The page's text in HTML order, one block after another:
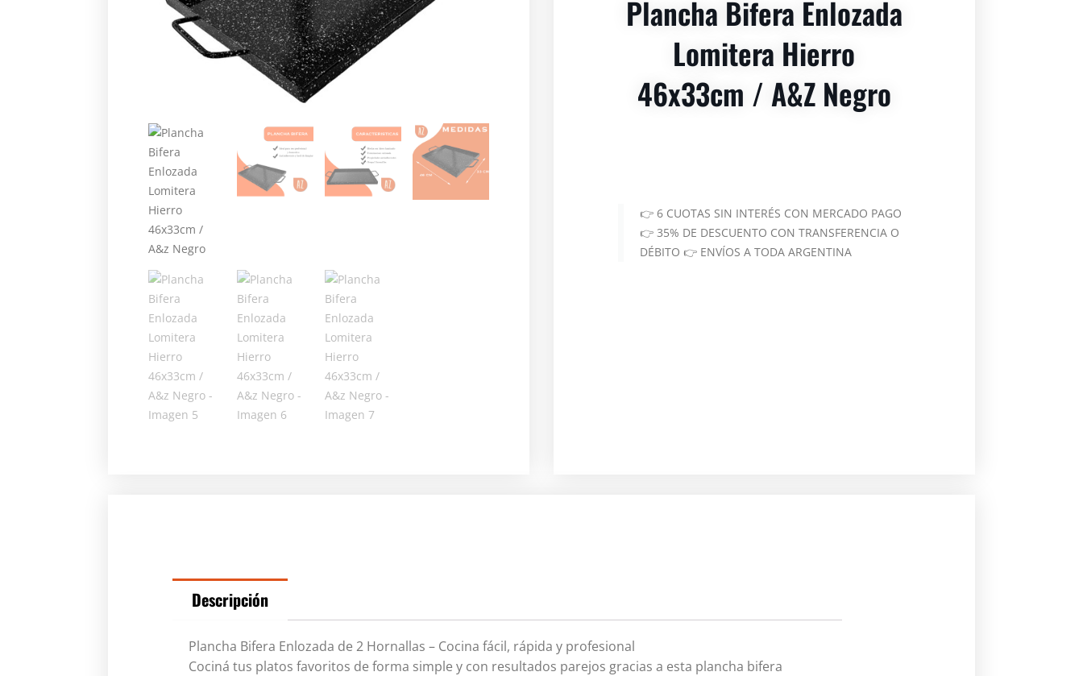
Plancha Bifera Enlozada
Lomitera Hierro
46x33cm / A&z Negro
👉 6 CUOTAS SIN INTERÉS CON MERCADO PAGO
👉 35% DE DESCUENTO CON TRANSFERENCIA O
DÉBITO 👉 ENVÍOS A TODA ARGENTINA
Descripción
Plancha Bifera Enlozada de 2 Hornallas – Cocina fácil, rápida y profesional
Cociná tus platos favoritos de forma simple y con resultados parejos gracias a esta plancha bifera